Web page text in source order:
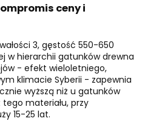
ceny i
3, gęstość 550-650
w hierarchii gatunków drewna
- efekt wieloletniego,
klimacie Syberii - zapewnia
wyższą niż u gatunków
materiału, przy
15-25 lat.